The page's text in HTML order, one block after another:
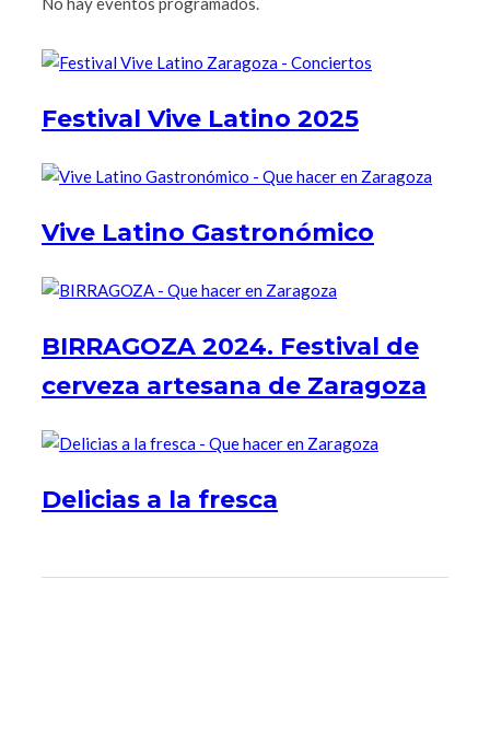
Festival Vive Latino 2025
Vive Latino Gastronómico
BIRRAGOZA 2024. Festival de
cerveza artesana de Zaragoza
Delicias a la fresca